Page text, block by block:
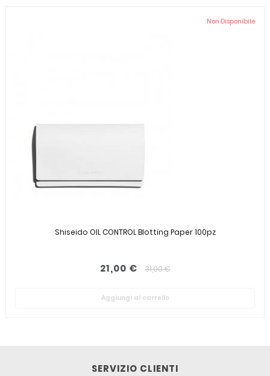
Non Disponibile
Shiseido OIL CONTROL Blotting Paper 100pz
21,00 € 31,00 €
Aggiungi al carrello
SERVIZIO CLIENTI